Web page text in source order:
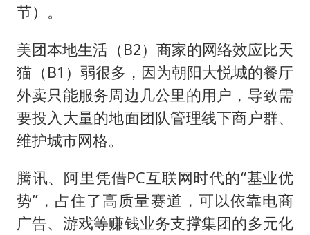
节）。
美团本地生活（B2）商家的网络效应比天
猫（B1）弱很多，因为朝阳大悦城的餐厅
外卖只能服务周边几公里的用户，导致需
要投入大量的地面团队管理线下商户群、
维护城市网格。
腾讯、阿里凭借PC互联网时代的“基业优
势”，占住了高质量赛道，可以依靠电商
广告、游戏等赚钱业务支撑集团的多元化